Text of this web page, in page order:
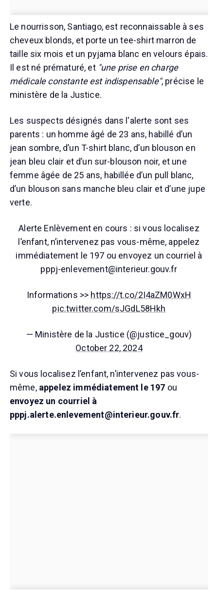
Le nourrisson, Santiago, est reconnaissable à ses
cheveux blonds, et porte un tee-shirt marron de
taille six mois et un pyjama blanc en velours épais.
Il est né prématuré, et "une prise en charge
médicale constante est indispensable", précise le
ministère de la Justice.
Les suspects désignés dans l'alerte sont ses
parents : un homme âgé de 23 ans, habillé d’un
jean sombre, d’un T-shirt blanc, d’un blouson en
jean bleu clair et d’un sur-blouson noir, et une
femme âgée de 25 ans, habillée d’un pull blanc,
d’un blouson sans manche bleu clair et d’une jupe
verte.
Alerte Enlèvement en cours : si vous localisez
l’enfant, n’intervenez pas vous-même, appelez
immédiatement le 197 ou envoyez un courriel à
pppj-enlevement@interieur.gouv.fr
Informations >> https://t.co/2I4aZM0WxH
pic.twitter.com/sJGdL58Hkh
— Ministère de la Justice (@justice_gouv)
October 22, 2024
Si vous localisez l’enfant, n’intervenez pas vous-
même, appelez immédiatement le 197 ou
envoyez un courriel à
pppj.alerte.enlevement@interieur.gouv.fr.